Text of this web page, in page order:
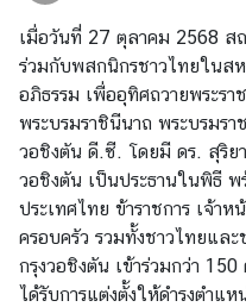
ก
อั
ค
ร
ร
า
ช
ทู
ต
เมื่อวันที่ 27 ตุลาคม 2568 ส
ร่วมกับพสกนิกรชาวไทยในส
อภิธรรม เพื่ออุทิศถวายพระรา
พระบรมราชินีนาถ พระบรมร
วอชิงตัน ดี.ซี. โดยมี ดร. สุริย
วอชิงตัน เป็นประธานในพิธี
ประเทศไทย ข้าราชการ เจ้า
ครอบครัว รวมทั้งชาวไทยแล
กรุงวอชิงตัน เข้าร่วมกว่า
ได้รับการแต่งตั้งให้ดำรงตำแห